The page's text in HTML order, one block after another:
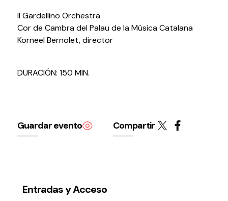
Política de privacidad y Aviso Legal
Il Gardellino Orchestra
Cor de Cambra del Palau de la Música Catalana
Korneel Bernolet, director
DURACIÓN: 150 MIN.
Guardar evento Compartir
Entradas y Acceso